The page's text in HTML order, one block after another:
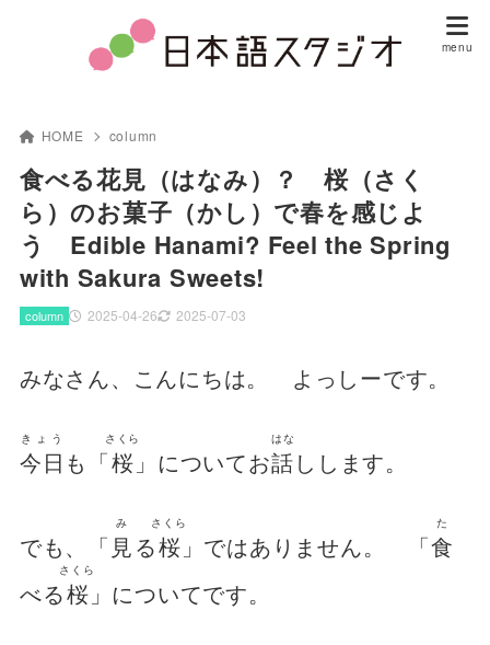
HOME column
食べる花見（はなみ）？ 桜（さく
ら）のお菓子（かし）で春を感じよ
う Edible Hanami? Feel the Spring
with Sakura Sweets!
2025-04-26 2025-07-03
column
みなさん、こんにちは。 よっしーです。
今日
きょう
も「桜
さくら
」についてお話
はな
しします。
でも、「 見
み
る桜
さくら
」ではありません。 「食
た
べる桜
さくら
」についてです。